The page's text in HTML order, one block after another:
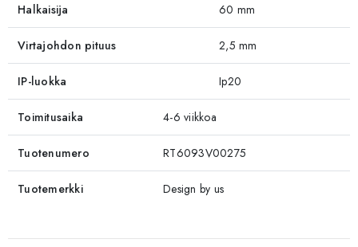
Halkaisija 60 mm
Virtajohdon pituus 2,5 mm
IP-luokka Ip20
Toimitusaika 4-6 viikkoa
Tuotenumero RT6093V00275
Tuotemerkki Design by us